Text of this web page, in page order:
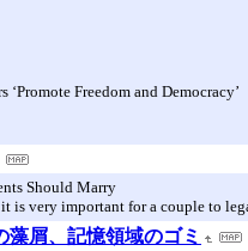
Freedom and Democracy’
Should Marry
is very important for a couple to
藻屑、記憶領域のゴミ